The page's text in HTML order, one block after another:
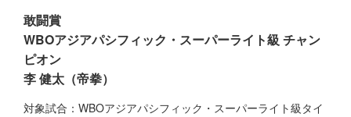
敢闘賞
WBOアジアパシフィック・スーパーライト級 チャン
ピオン
李 健太（帝拳）
対象試合：WBOアジアパシフィック・スーパーライト級タイ